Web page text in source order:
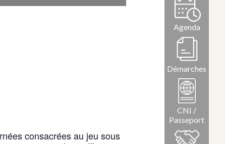
consacrées au jeu sous
Agenda
Démarches
CNI /
Passeport